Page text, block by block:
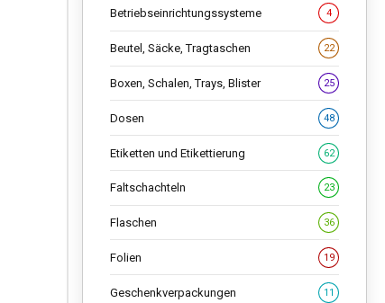
Betriebseinrichtungssysteme 4
Beutel, Säcke, Tragtaschen 22
Boxen, Schalen, Trays, Blister 25
Dosen 48
Etiketten und Etikettierung 62
Faltschachteln 23
Flaschen 36
Folien 19
Geschenkverpackungen 11